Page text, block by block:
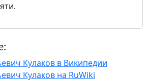
Кулаков в Википедии
Кулаков на RuWiki